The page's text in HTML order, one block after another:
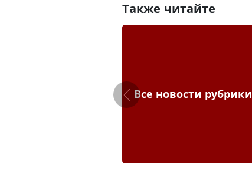
Также читайте
Все новости рубрики